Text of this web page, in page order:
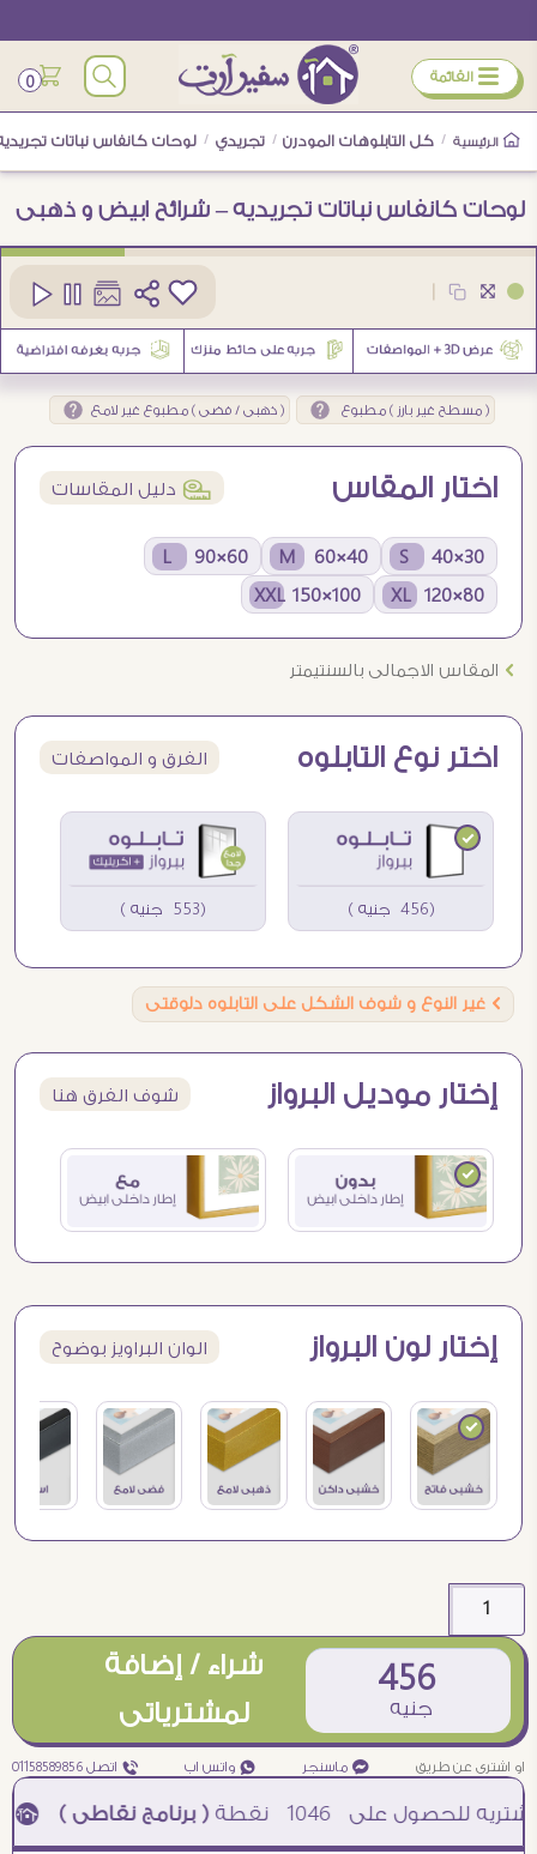
ÿ القائمة 0
الرئيسية / كل التابلوهات المودرن / تجريدي / لوحات كانفاس نباتات
لوحات كانفاس نباتات تجريديه – شرائح ابيض و ذهبى
كود SA87969
( مسطح غير بارز ) مطبوع ( ذهبى / فضى ) مطبوع غير لامع
اختار المقاس í دليل المقاسات
30×40 S
40×60 M
60×90 L
80×120 XL
100×150 XXL
Ö المقاس الاجمالى بالسنتيمتر
اختر نوع التابلوه الفرق و المواصفات
(456 جنيه ) (553 جنيه )
Ö غير النوع و شوف الشكل على التابلوه دلوقتى
إختار موديل البرواز شوف الفرق هنا
إختار لون البرواز الوان البراويز بوضوح
456
جنيه
شراء / إضافة
لمشترياتى
او اشترى عن طريق ¥ ماسنجر ₧ واتس اب ƒ اتصل 01158589856
1046 نقطة ( برنامج نقاطى )à خصم 5% للعملاء الجدد à شحن مجانى عند الشراء ب 4000 جنيه à